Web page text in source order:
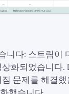
니다: 스트림이
화되었습니다
문제를 해결